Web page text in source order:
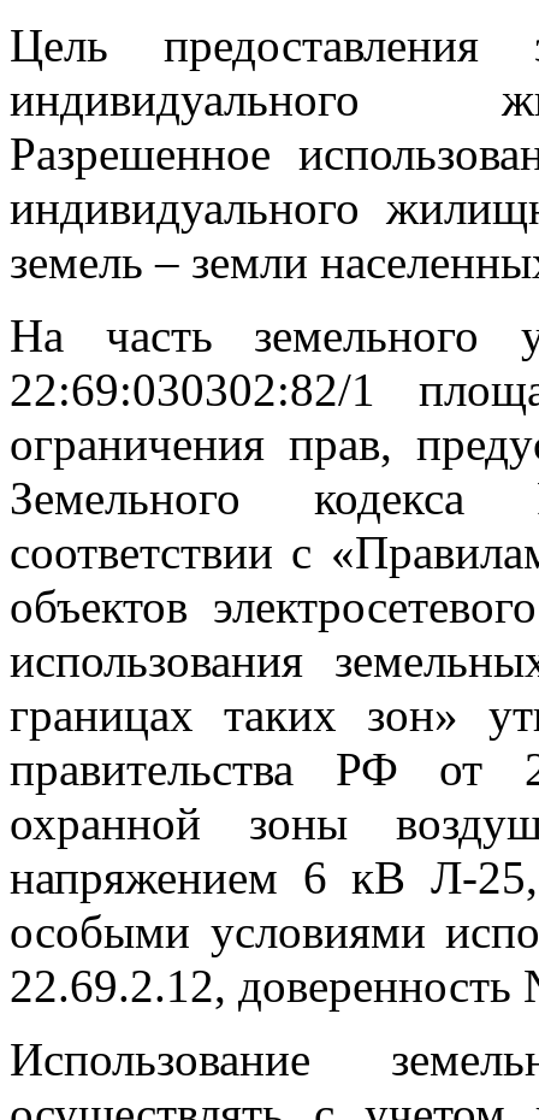
Цель
индивидуального
Разрешенное
индивидуального
земель – земли
На часть земельного
22:69:030302:82/1
ограничения прав,
Земельного
соответствии с
объектов
использования
границах таких зон»
правительства РФ от
охранной зоны
напряжением 6 кВ Л-
особыми условиями
22.69.2.12,
Использование